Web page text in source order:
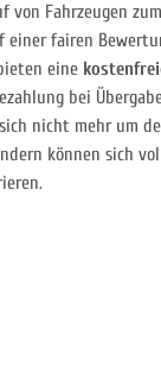
von Fahrzeugen
einer fairen
eine
bei
nicht mehr um
können sich